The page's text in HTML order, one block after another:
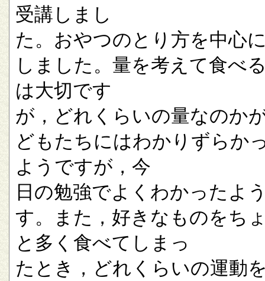
受講しまし
た。おやつのとり方を中心
しました。量を考えて食べ
は大切です
が，どれくらいの量なのか
どもたちにはわかりずらか
ようですが，今
日の勉強でよくわかったよ
す。また，好きなものをち
と多く食べてしまっ
たとき，どれくらいの運動